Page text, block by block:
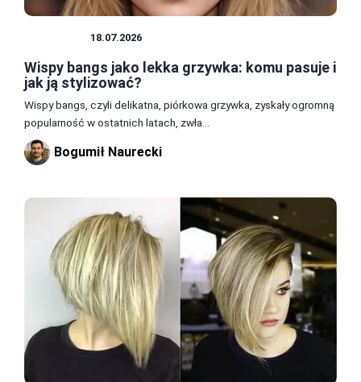
18.07.2026
Wispy bangs jako lekka grzywka: komu pasuje i
jak ją stylizować?
Wispy bangs, czyli delikatna, piórkowa grzywka, zyskały ogromną
popularność w ostatnich latach, zwła...
Bogumił Naurecki